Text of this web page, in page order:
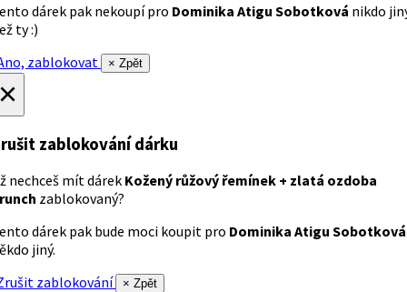
dárek pak nekoupí pro Dominika Atigu Sobotková nikdo
ty :)
zablokovat
× Zpět
zablokování dárku
nechceš mít dárek Kožený růžový řemínek + zlatá ozdoba
zablokovaný?
dárek pak bude moci koupit pro Dominika Atigu Sobotková
jiný.
zablokování
× Zpět